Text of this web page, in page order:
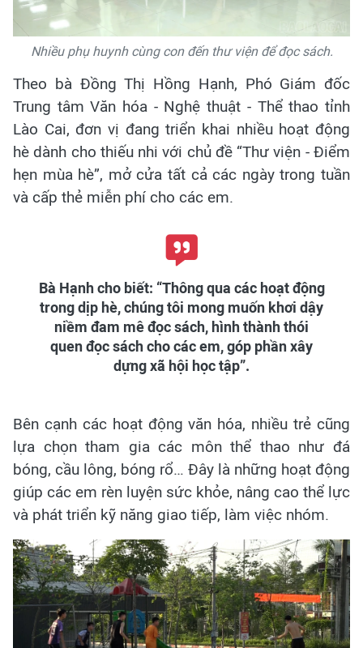
Nhiều phụ huynh cùng con đến thư viện để đọc sách.
Theo bà Đồng Thị Hồng Hạnh, Phó Giám đốc
Trung tâm Văn hóa - Nghệ thuật - Thể thao tỉnh
Lào Cai, đơn vị đang triển khai nhiều hoạt động
hè dành cho thiếu nhi với chủ đề “Thư viện - Điểm
hẹn mùa hè”, mở cửa tất cả các ngày trong tuần
và cấp thẻ miễn phí cho các em.
Bà Hạnh cho biết: “Thông qua các hoạt động
trong dịp hè, chúng tôi mong muốn khơi dậy
niềm đam mê đọc sách, hình thành thói
quen đọc sách cho các em, góp phần xây
dựng xã hội học tập”.
Bên cạnh các hoạt động văn hóa, nhiều trẻ cũng
lựa chọn tham gia các môn thể thao như đá
bóng, cầu lông, bóng rổ… Đây là những hoạt động
giúp các em rèn luyện sức khỏe, nâng cao thể lực
và phát triển kỹ năng giao tiếp, làm việc nhóm.